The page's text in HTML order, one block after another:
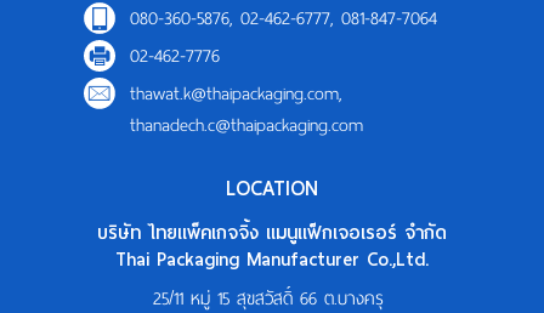
080-360-5876, 02-462-6777, 081-847-7064
02-462-7776
thawat.k@thaipackaging.com,
thanadech.c@thaipackaging.com
LOCATION
บริษัท ไทยแพ็คเกจจิ้ง แมนูแฟ็กเจอเรอร์ จำกัด
Thai Packaging Manufacturer Co.,Ltd.
25/11 หมู่ 15 สุขสวัสดิ์ 66 ต.บางครุ